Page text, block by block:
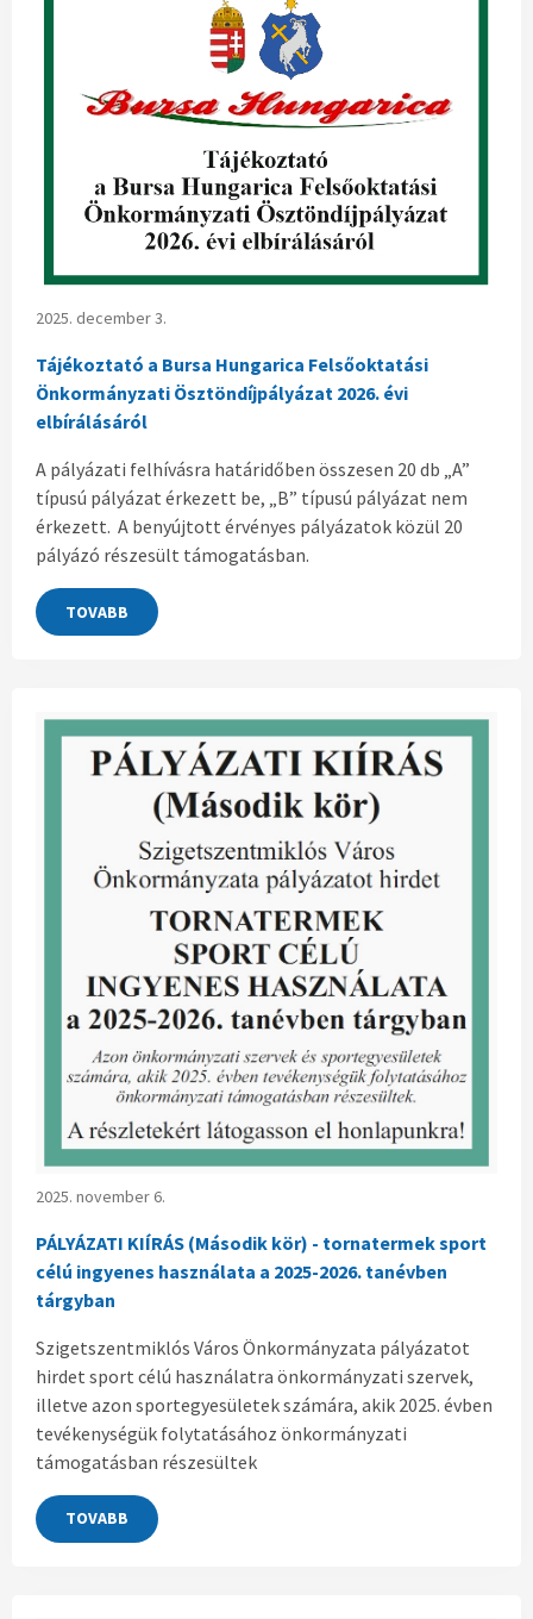
2025. december 3.
Tájékoztató a Bursa Hungarica Felsőoktatási
Önkormányzati Ösztöndíjpályázat 2026. évi
elbírálásáról
A pályázati felhívásra határidőben összesen 20 db „A”
típusú pályázat érkezett be, „B” típusú pályázat nem
érkezett. A benyújtott érvényes pályázatok közül 20
pályázó részesült támogatásban.
TOVABB
2025. november 6.
PÁLYÁZATI KIÍRÁS (Második kör) - tornatermek sport
célú ingyenes használata a 2025-2026. tanévben
tárgyban
Szigetszentmiklós Város Önkormányzata pályázatot
hirdet sport célú használatra önkormányzati szervek,
illetve azon sportegyesületek számára, akik 2025. évben
tevékenységük folytatásához önkormányzati
támogatásban részesültek
TOVABB